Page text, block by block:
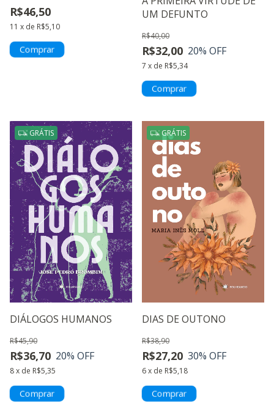
R$46,50
11 x de R$5,10
UM DEFUNTO
R$32,00
R$40,00
20% OFF
7 x de R$5,34
GRÁTIS
DIÁLOGOS HUMANOS
R$36,70
R$45,90
20% OFF
8x de R$5,35
GRÁTIS
DIAS DE OUTONO
R$27,20
R$38,90
30% OFF
6x de R$5,18